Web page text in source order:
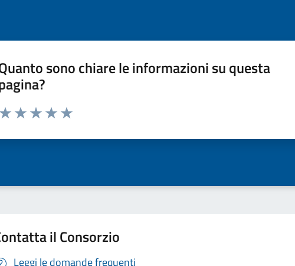
sono chiare le informazioni su questa
Valuta da 1 a 5 stelle la pagina
il Consorzio
Leggi le domande frequenti